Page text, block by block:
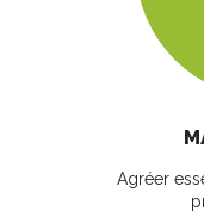
Agréer